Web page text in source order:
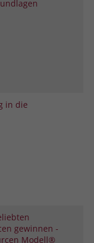
in die
gewinnen -
Modell®